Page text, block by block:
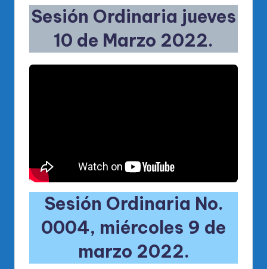
Sesión Ordinaria jueves
10 de Marzo 2022.
Sesión Ordinaria No.
0004, miércoles 9 de
marzo 2022.